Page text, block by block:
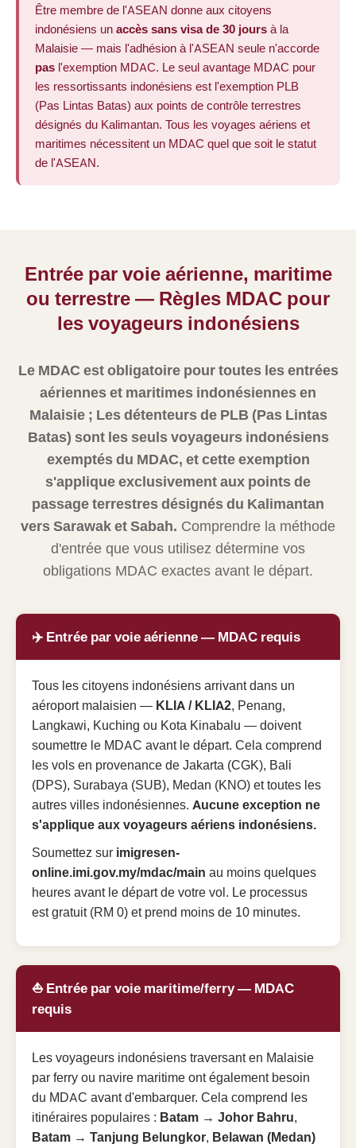
Être membre de l'ASEAN donne aux citoyens
indonésiens un accès sans visa de 30 jours à la
Malaisie — mais l'adhésion à l'ASEAN seule n'accorde
pas l'exemption MDAC. Le seul avantage MDAC pour
les ressortissants indonésiens est l'exemption PLB
(Pas Lintas Batas) aux points de contrôle terrestres
désignés du Kalimantan. Tous les voyages aériens et
maritimes nécessitent un MDAC quel que soit le statut
de l'ASEAN.
Entrée par voie aérienne, maritime
ou terrestre — Règles MDAC pour
les voyageurs indonésiens
Le MDAC est obligatoire pour toutes les entrées
aériennes et maritimes indonésiennes en
Malaisie ; Les détenteurs de PLB (Pas Lintas
Batas) sont les seuls voyageurs indonésiens
exemptés du MDAC, et cette exemption
s'applique exclusivement aux points de
passage terrestres désignés du Kalimantan
vers Sarawak et Sabah. Comprendre la méthode
d'entrée que vous utilisez détermine vos
obligations MDAC exactes avant le départ.
✈️ Entrée par voie aérienne — MDAC requis
Tous les citoyens indonésiens arrivant dans un
aéroport malaisien — KLIA / KLIA2, Penang,
Langkawi, Kuching ou Kota Kinabalu — doivent
soumettre le MDAC avant le départ. Cela comprend
les vols en provenance de Jakarta (CGK), Bali
(DPS), Surabaya (SUB), Medan (KNO) et toutes les
autres villes indonésiennes. Aucune exception ne
s'applique aux voyageurs aériens indonésiens.
Soumettez sur imigresen-
online.imi.gov.my/mdac/main au moins quelques
heures avant le départ de votre vol. Le processus
est gratuit (RM 0) et prend moins de 10 minutes.
⛵️ Entrée par voie maritime/ferry — MDAC
requis
Les voyageurs indonésiens traversant en Malaisie
par ferry ou navire maritime ont également besoin
du MDAC avant d'embarquer. Cela comprend les
itinéraires populaires : Batam → Johor Bahru,
Batam → Tanjung Belungkor, Belawan (Medan)